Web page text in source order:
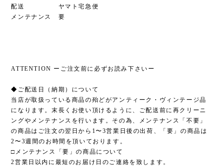
配送 ヤマト宅急便
メンテナンス 要
ATTENTION ーご注文前に必ずお読み下さいー
◆ご配送日（納期）について
当店が取扱っている商品の殆どがアンティーク・ヴィンテージ品
になります。末長くお使い頂けるように、ご配送前に再クリーニ
ングやメンテナンスを行います。その為、メンテナンス「不要」
の商品はご注文の翌日から1〜3営業日後の出荷、「要」の商品は
2〜3週間のお時間を頂いております。
□メンテナンス「要」の商品について
2営業日以内に最短のお届け日のご連絡を致します。